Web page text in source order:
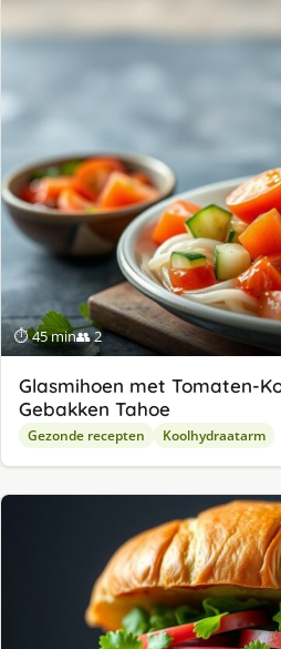
⏱ 45 min👥 2
Glasmihoen met Tomaten-
Gebakken Tahoe
Gezonde recepten Koolhydraatarm